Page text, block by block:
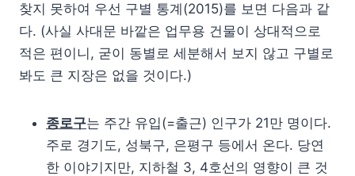
찾지 못하여 우선 구별 통계(2015)를 보면 다음과 같
다. (사실 사대문 바깥은 업무용 건물이 상대적으로
적은 편이니, 굳이 동별로 세분해서 보지 않고 구별로
봐도 큰 지장은 없을 것이다.)
종로구는 주간 유입(=출근) 인구가 21만 명이다.
주로 경기도, 성북구, 은평구 등에서 온다. 당연
한 이야기지만, 지하철 3, 4호선의 영향이 큰 것